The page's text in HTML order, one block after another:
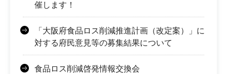
催します！
「大阪府食品ロス削減推進計画（改定案）」に
対する府民意見等の募集結果について
食品ロス削減啓発情報交換会